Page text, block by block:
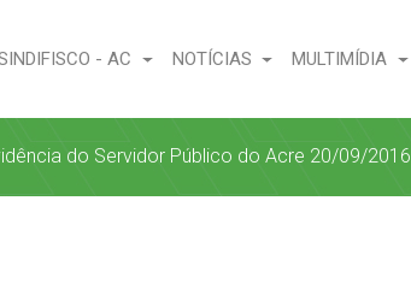
- AC NOTÍCIAS MULTIMÍDIA
do Servidor Público do Acre 20/09/2016